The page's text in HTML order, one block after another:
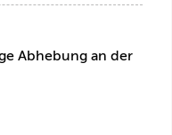
Abhebung an der